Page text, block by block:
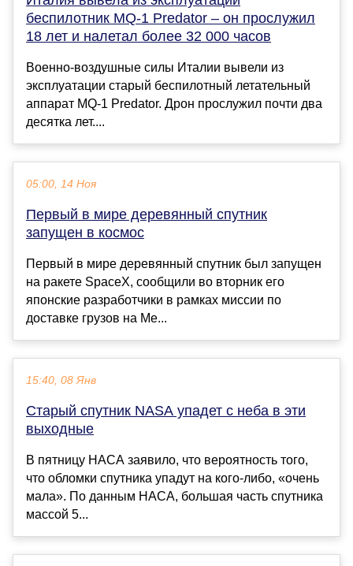
беспилотник MQ-1 Predator – он прослужил
18 лет и налетал более 32 000 часов
Военно-воздушные силы Италии вывели из
эксплуатации старый беспилотный летательный
аппарат MQ-1 Predator. Дрон прослужил почти два
десятка лет....
05:00, 14 Ноя
Первый в мире деревянный спутник
запущен в космос
Первый в мире деревянный спутник был запущен
на ракете SpaceX, сообщили во вторник его
японские разработчики в рамках миссии по
доставке грузов на Ме...
15:40, 08 Янв
Старый спутник NASA упадет с неба в эти
выходные
В пятницу НАСА заявило, что вероятность того,
что обломки спутника упадут на кого-либо, «очень
мала». По данным НАСА, большая часть спутника
массой 5...